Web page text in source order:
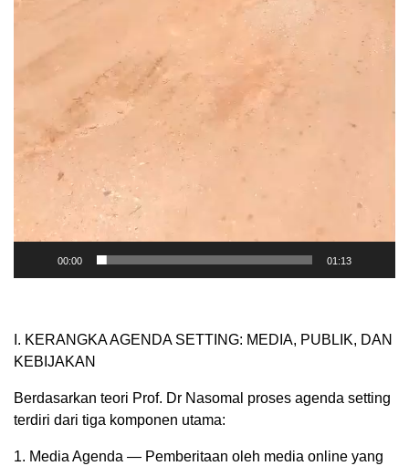
00:00 01:13
I. KERANGKA AGENDA SETTING: MEDIA, PUBLIK, DAN
KEBIJAKAN
Berdasarkan teori Prof. Dr Nasomal proses agenda setting
terdiri dari tiga komponen utama:
1. Media Agenda — Pemberitaan oleh media online yang